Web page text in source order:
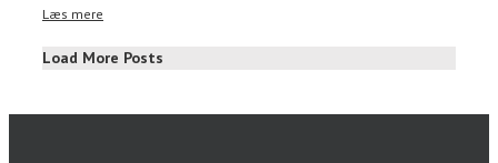
Læs mere
Load More Posts